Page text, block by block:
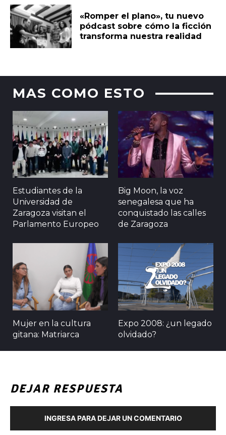
«Romper el plano», tu nuevo
pódcast sobre cómo la ficción
transforma nuestra realidad
MAS COMO ESTO
Estudiantes de la
Universidad de
Zaragoza visitan el
Parlamento Europeo
Big Moon, la voz
senegalesa que ha
conquistado las calles
de Zaragoza
Mujer en la cultura
gitana: Matriarca
Expo 2008: ¿un legado
olvidado?
DEJAR RESPUESTA
INGRESA PARA DEJAR UN COMENTARIO